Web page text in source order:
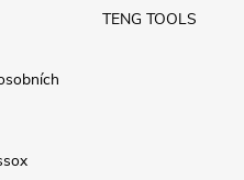
TENG TOOLS